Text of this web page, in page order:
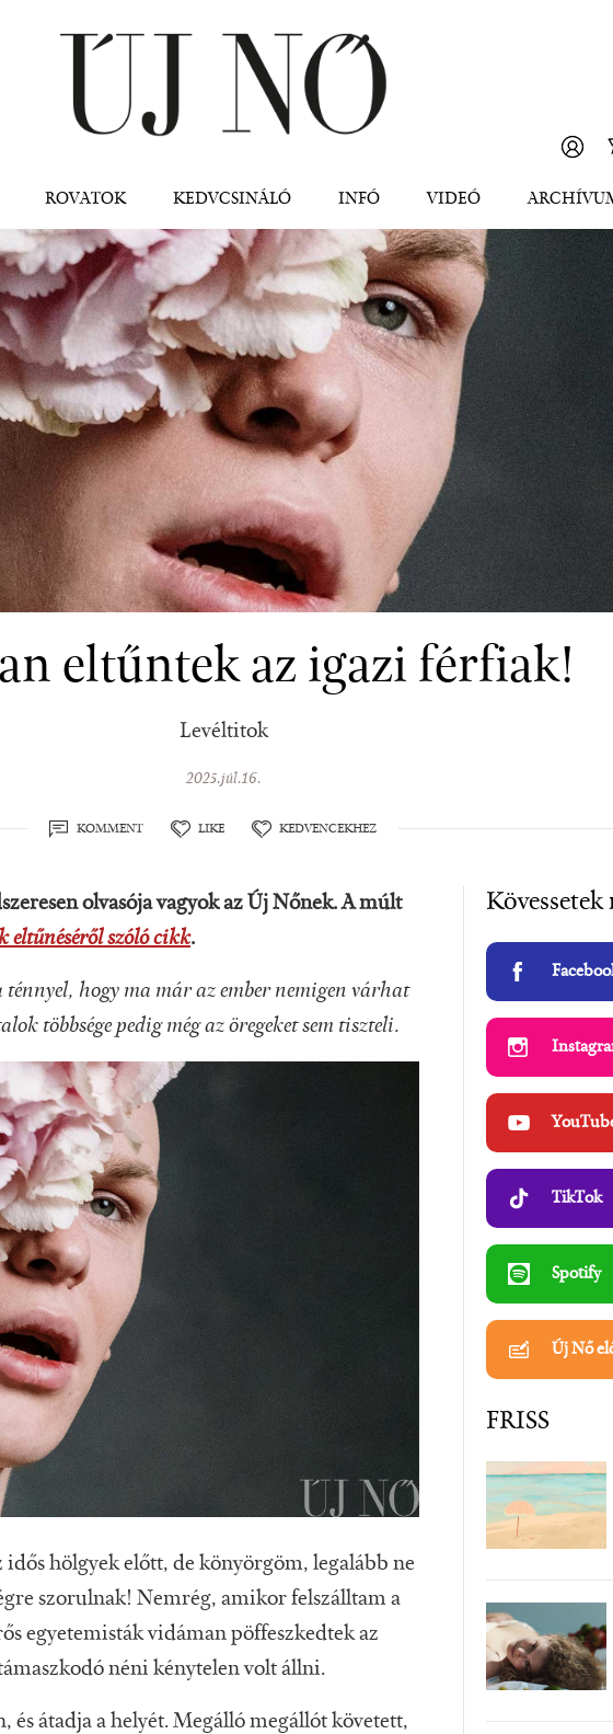
ROVATOK KEDVCSINÁLÓ INFÓ VIDEÓ
eltűntek az igazi férfiak!
Levéltitok
2025.júl.16.
KOMMENT LIKE KEDVENCEKHEZ
olvasója vagyok az Új Nőnek. A múlt
eltűnéséről szóló cikk.
ténnyel, hogy ma már az ember nemigen várhat
többsége pedig még az öregeket sem tiszteli.
hölgyek előtt, de könyörgöm, legalább ne
szorulnak! Nemrég, amikor felszálltam a
egyetemisták vidáman pöffeszkedtek az
néni kénytelen volt állni.
és átadja a helyét. Megálló megállót követett,
TikTok
Spotify
Új Nő
FRISS